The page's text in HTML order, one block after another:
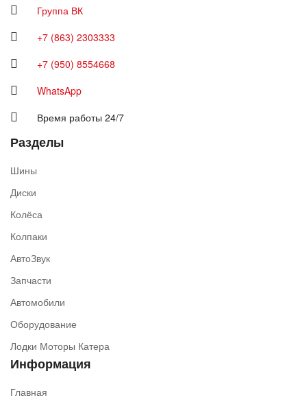
Группа ВК
+7 (863) 2303333
+7 (950) 8554668
WhatsApp
Время работы 24/7
Разделы
Шины
Диски
Колёса
Колпаки
АвтоЗвук
Запчасти
Автомобили
Оборудование
Лодки Моторы Катера
Информация
Главная